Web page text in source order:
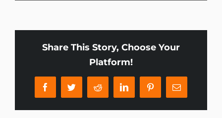
Share This Story, Choose Your
Platform!
FacebookTwitterReddit LinkedInPinterest
E-
mail